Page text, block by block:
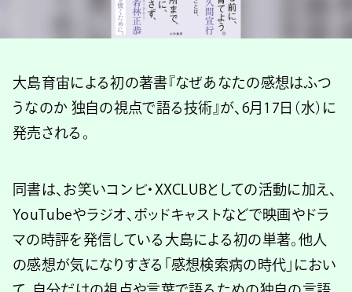
大島育宙による初の著書『なぜあなたの感想はふつ
うなのか 独自の視点で語る技術』が、6月17日（水）に
発売される。
同書は、お笑いコンビ・XXCLUBとしての活動に加え、
YouTubeやラジオ、ポッドキャストなどで映画やドラ
マの時評を発信している大島による初の単著。他人
の感想が気になりすぎる「感想検索病の時代」におい